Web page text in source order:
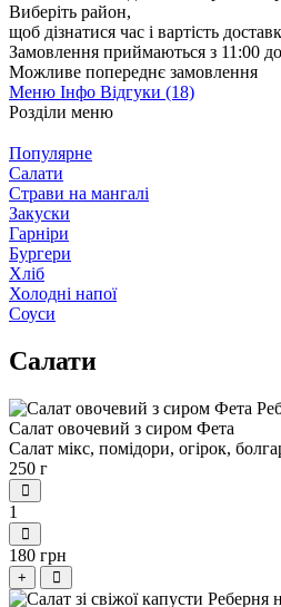
Виберіть район,
щоб дізнатися час і вартість
Замовлення приймаються з 11:00
Можливе попереднє замовлення
Меню Інфо Відгуки (18)
Розділи меню
Популярне
Салати
Страви на мангалі
Закуски
Гарніри
Бургери
Хліб
Холодні напої
Соуси
Салати
Салат овочевий з сиром Фета
Салат мікс, помідори, огірок,
250 г
1
180 грн
+